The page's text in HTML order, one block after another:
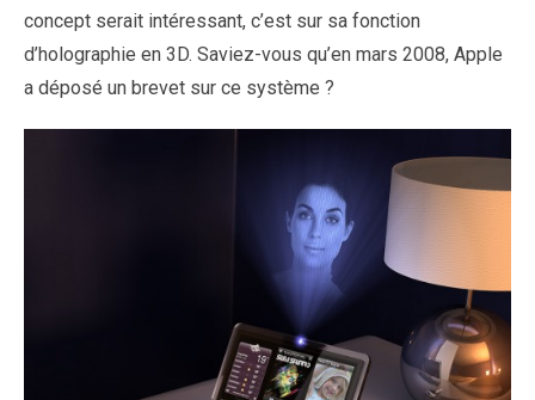
concept serait intéressant, c’est sur sa fonction
d’holographie en 3D. Saviez-vous qu’en mars 2008, Apple
a déposé un brevet sur ce système ?